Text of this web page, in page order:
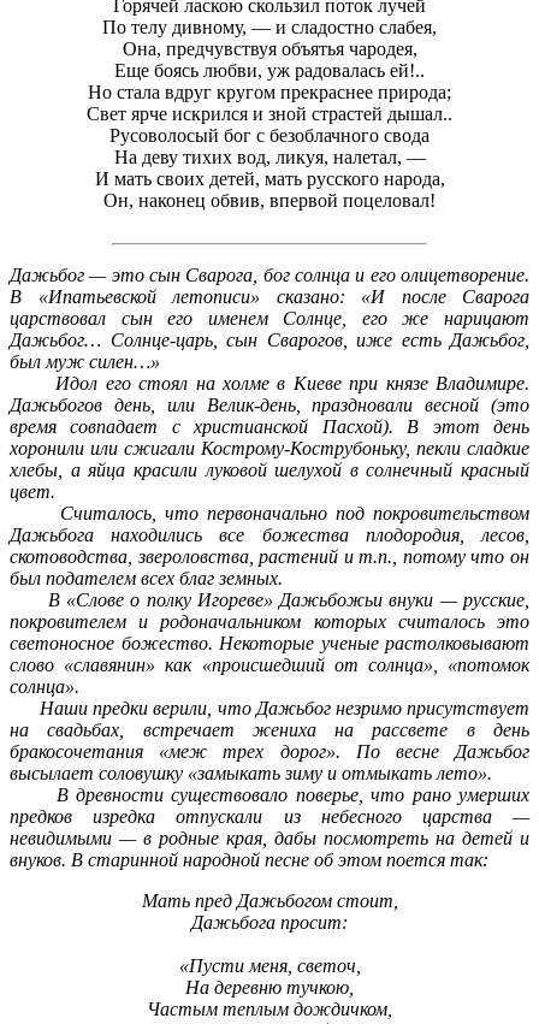
Горячей ласкою скользил поток лучей
По телу дивному, — и сладостно слабея,
Она, предчувствуя объятья чародея,
Еще боясь любви, уж радовалась ей!..
Но стала вдруг кругом прекраснее природа;
Свет ярче искрился и зной страстей дышал..
Русоволосый бог с безоблачного свода
На деву тихих вод, ликуя, налетал, —
И мать своих детей, мать русского народа,
Он, наконец обвив, впервой поцеловал!
Дажьбог — это сын Сварога, бог солнца и его олицетворение.
В «Ипатьевской летописи» сказано: «И после Сварога
царствовал сын его именем Солнце, его же нарицают
Дажьбог… Солнце-царь, сын Сварогов, иже есть Дажьбог,
был муж силен…»
Идол его стоял на холме в Киеве при князе Владимире.
Дажьбогов день, или Велик-день, праздновали весной (это
время совпадает с христианской Пасхой). В этот день
хоронили или сжигали Кострому-Кострубоньку, пекли сладкие
хлебы, а яйца красили луковой шелухой в солнечный красный
цвет.
Считалось, что первоначально под покровительством
Дажьбога находились все божества плодородия, лесов,
скотоводства, звероловства, растений и т.п., потому что он
был подателем всех благ земных.
В «Слове о полку Игореве» Дажьбожьи внуки — русские,
покровителем и родоначальником которых считалось это
светоносное божество. Некоторые ученые растолковывают
слово «славянин» как «происшедший от солнца», «потомок
солнца».
Наши предки верили, что Дажьбог незримо присутствует
на свадьбах, встречает жениха на рассвете в день
бракосочетания «меж трех дорог». По весне Дажьбог
высылает соловушку «замыкать зиму и отмыкать лето».
В древности существовало поверье, что рано умерших
предков изредка отпускали из небесного царства —
невидимыми — в родные края, дабы посмотреть на детей и
внуков. В старинной народной песне об этом поется так:
Мать пред Дажьбогом стоит,
Дажьбога просит:
«Пусти меня, светоч,
На деревню тучкою,
Частым теплым дождичком,